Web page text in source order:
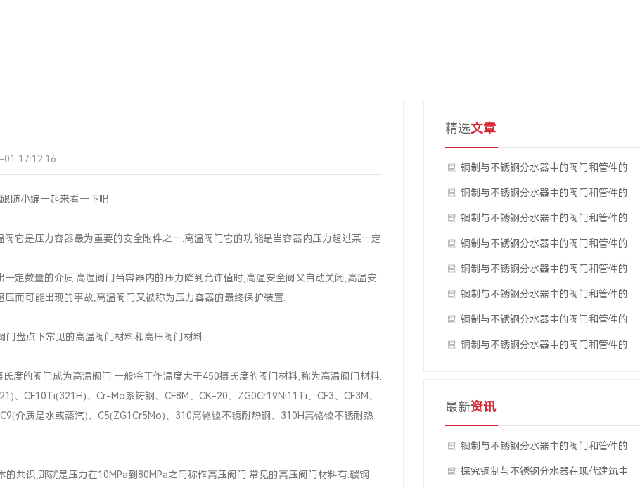
17:12:16
随小编一起来看一下吧.
是压力容器最为重要的安全附件之一.高温阀门它的功能是当容器内压力超过某一定
数量的介质.高温阀门当容器内的压力降到允许值时,高温安全阀又自动关闭,高温安
而可能出现的事故,高温阀门又被称为压力容器的最终保护装置.
盘点下常见的高温阀门材料和高压阀门材料.
的阀门成为高温阀门.一般将工作温度大于450摄氏度的阀门材料,称为高温阀门材料.
、CF10Ti(321H)、Cr-Mo系铸钢、CF8M、CK-20、ZG0Cr19Ni11Ti、CF3、CF3M、
介质是水或蒸汽)、C5(ZG1Cr5Mo)、310高铬镍不锈耐热钢、310H高铬镍不锈耐热
识,那就是压力在10MPa到80MPa之间称作高压阀门.常见的高压阀门材料有:碳钢
精选文章
铜制与不锈钢分水器中的阀门和管件的
产业规模与市场分布
铜制与不锈钢分水器中的阀门和管件的
技术进步与研发动态
铜制与不锈钢分水器中的阀门和管件的
创新应用案例
铜制与不锈钢分水器中的阀门和管件的
技术交流与合作
铜制与不锈钢分水器中的阀门和管件的
行业标准与发展
铜制与不锈钢分水器中的阀门和管件的
进口政策解读
铜制与不锈钢分水器中的阀门和管件的
出口贸易情况
铜制与不锈钢分水器中的阀门和管件的
最新资讯
铜制与不锈钢分水器中的阀门和管件的
安装与调试方法
探究铜制与不锈钢分水器在现代建筑中